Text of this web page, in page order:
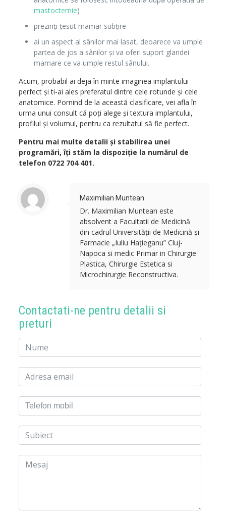
mastoctemie)
prezinți țesut mamar subțire
ai un aspect al sânilor mai lasat, deoarece va umple
partea de jos a sânilor și va oferi suport glandei
mamare ce va umple restul sânului.
Acum, probabil ai deja în minte imaginea implantului
perfect și ti-ai ales preferatul dintre cele rotunde și cele
anatomice. Pornind de la această clasificare, vei afla în
urma unui consult că poți alege și textura implantului,
profilul și volumul, pentru ca rezultatul să fie perfect.
Pentru mai multe detalii și stabilirea unei
programări, îți stăm la dispoziție la numărul de
telefon 0722 704 401.
Maximilian Muntean
Dr. Maximilian Muntean este
absolvent a Facultatii de Medicină
din cadrul Universității de Medicină și
Farmacie „Iuliu Hațieganu” Cluj-
Napoca si medic Primar in Chirurgie
Plastica, Chirurgie Estetica si
Microchirurgie Reconstructiva.
Contactati-ne pentru detalii si
preturi